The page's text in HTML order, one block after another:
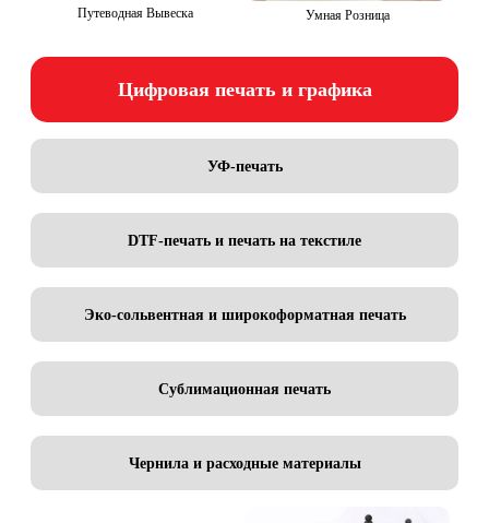
Путеводная Вывеска Умная Розница
Цифровая печать и графика
УФ-печать
DTF-печать и печать на текстиле
Эко-сольвентная и широкоформатная печать
Сублимационная печать
Чернила и расходные материалы